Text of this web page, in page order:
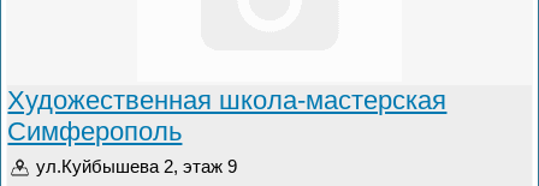
Художественная школа-мастерская
Симферополь
ул.Куйбышева 2, этаж 9